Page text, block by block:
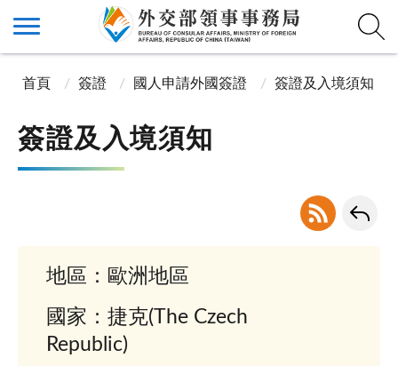
首頁 簽證 國人申請外國簽證 簽證及入境須知
簽證及入境須知
地區：歐洲地區
國家：捷克(The Czech
Republic)